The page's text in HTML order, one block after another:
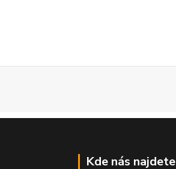
Kde nás najdete